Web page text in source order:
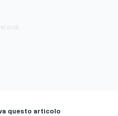
questo articolo